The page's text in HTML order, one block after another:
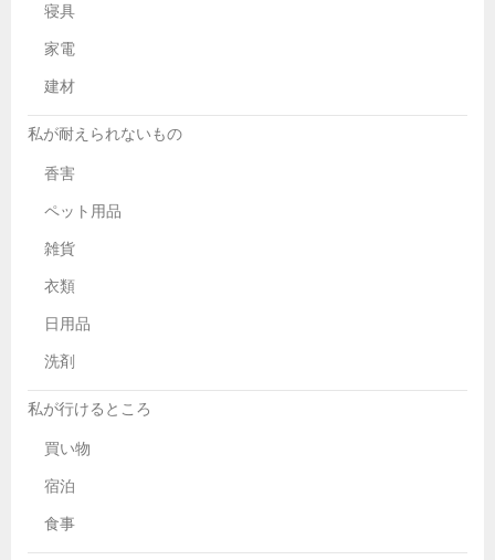
寝具
家電
建材
私が耐えられないもの
香害
ペット用品
雑貨
衣類
日用品
洗剤
私が行けるところ
買い物
宿泊
食事